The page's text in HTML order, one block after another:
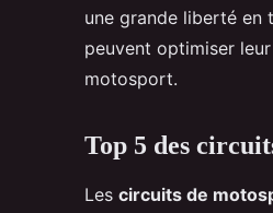
une grande liberté en
peuvent optimiser
motosport.
Top 5 des
Les circuits de